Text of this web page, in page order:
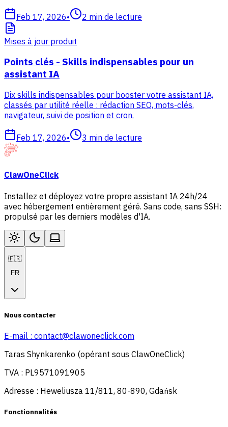
Feb 17, 2026• 2 min de lecture
Mises à jour produit
Points clés - Skills indispensables pour un
assistant IA
Dix skills indispensables pour booster votre assistant IA,
classés par utilité réelle : rédaction SEO, mots-clés,
navigateur, suivi de position et cron.
Feb 17, 2026• 3 min de lecture
ClawOneClick
Installez et déployez votre propre assistant IA 24h/24
avec hébergement entièrement géré. Sans code, sans SSH:
propulsé par les derniers modèles d'IA.
🇫🇷
FR
Nous contacter
E-mail : contact@clawoneclick.com
Taras Shynkarenko (opérant sous ClawOneClick)
TVA : PL9571091905
Adresse : Heweliusza 11/811, 80-890, Gdańsk
Fonctionnalités